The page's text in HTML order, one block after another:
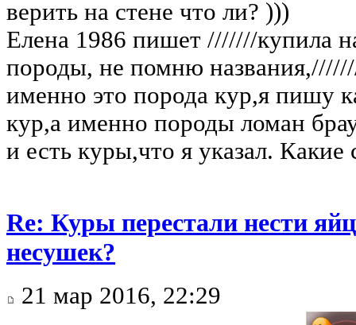
верить на стене что ли? )))
Елена 1986 пишет ///////купила
породы, не помню
именно это порода кур,я пишу
кур,а именно породы ломан
и есть куры,что я указал.
Re: Куры перестали нести
несушек?
21 мар 2016, 22:29